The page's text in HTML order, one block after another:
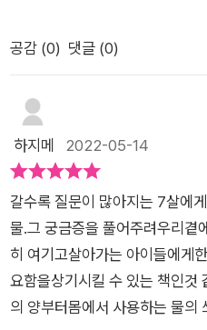
활이 어떻게 관련되는지 보여
인데 어떤 상황을 너무 단순화
용하고 있다는 느낌이 들게 적
연간 강수량을 표현하는 부분에
물이 한 아이는 바닥에 한 아이
은 지역에 사는 아이는 허리춤까
을 한눈에 실감나게 파악하게
다. 그림과 함께 제시되어 있고
처음부터 연결해서 읽어도 좋고
기를 나눌 수도 있는 다양한 활
가가 아닌 기업에서 관리하면서
지 등 막연하게 '물이 소중하다', '
말들이 구체적인 이야기들로 펼
가장 아름다운 책'이라고 붙여
렇게까지?' 하였다. 그림이 예쁘
수도 없지 않나. 그런데 읽다보
느껴진달까. 사랑하면 궁금해진
에 대해 섬세하게 질문하고 탐
것만 같다. 그 덕에 읽는 이는
엇마냥 느겨진다. 그림 책이지
자나 용어 그림들이 다양하게
공감 (0) 댓글 (0)
하지메 2022-05-14
갈수록 질문이 많아지는 7살에
물.그 궁금증을 풀어주려우리곁
히 여기고살아가는 아이들에게
요함을상기시킬 수 있는 책인것
의 양부터몸에서 사용하는 물의